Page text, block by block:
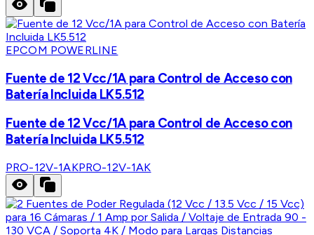
EPCOM POWERLINE
Fuente de 12 Vcc/1A para Control de Acceso con
Batería Incluida LK5.512
Fuente de 12 Vcc/1A para Control de Acceso con
Batería Incluida LK5.512
PRO-12V-1AKPRO-12V-1AK